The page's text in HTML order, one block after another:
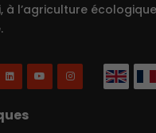
à l’agriculture